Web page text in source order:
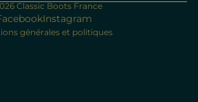
Classic Boots France
Instagram
générales et politiques